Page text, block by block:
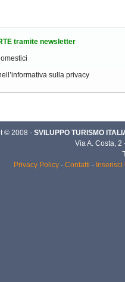
tramite newsletter
sulla privacy
© 2008 - SVILUPPO TURISMO
Via A. Costa,
Privacy Policy - Contatti - Inserisci